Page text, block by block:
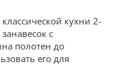
кухни 2-
с
полотен до
его для